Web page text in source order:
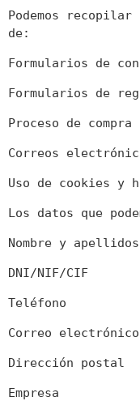
Podemos
de:
Formularios de
Formularios de
Proceso de compra
Correos
Uso de cookies y
Los datos que
Nombre y apellidos
DNI/NIF/CIF
Teléfono
Correo electrónico
Dirección postal
Empresa